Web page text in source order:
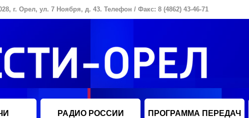
г. Орел, ул. 7 Ноября, д. 43. Телефон / Факс: 8 (4862) 43-46-71
РАДИО РОССИИ ПРОГРАММА ПЕРЕДАЧ